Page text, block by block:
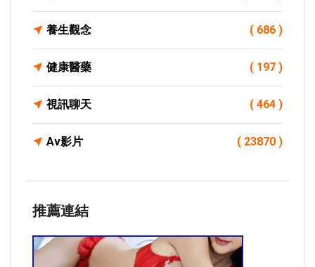
養生觀念 ( 686 )
健康醫藥 ( 197 )
視訊聊天 ( 464 )
Av影片 ( 23870 )
推薦連結